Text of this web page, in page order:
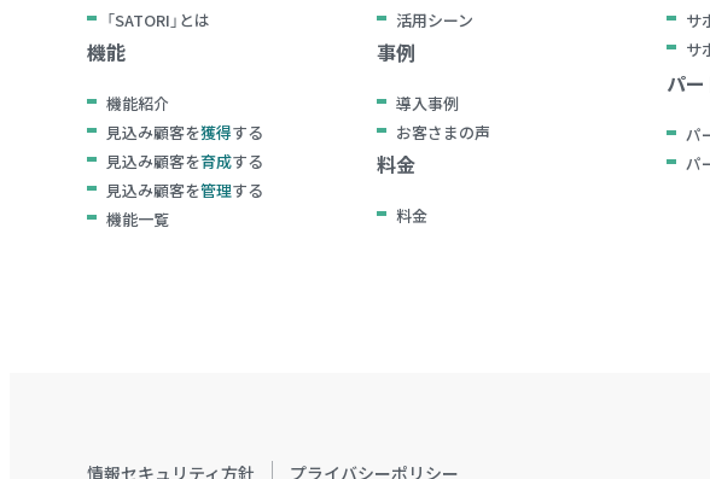
「SATORI」とは
機能
機能紹介
見込み顧客を獲得する
見込み顧客を育成する
見込み顧客を管理する
機能一覧
活用シーン
事例
導入事例
お客さまの声
料金
料金
サ
サ
パ
パ
パ
情報セキュリティ方針 プライバシーポリシー